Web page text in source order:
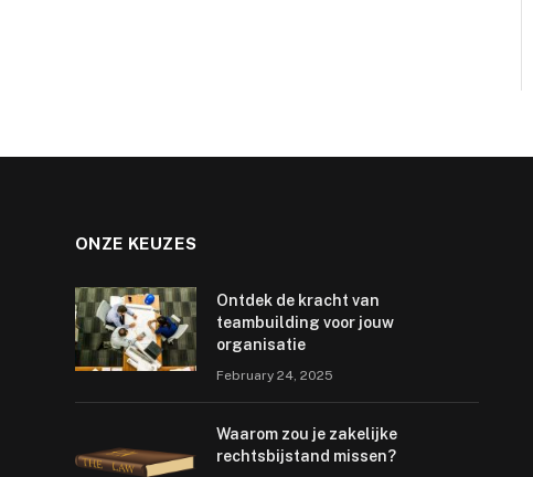
ONZE KEUZES
Ontdek de kracht van
teambuilding voor jouw
organisatie
February 24, 2025
Waarom zou je zakelijke
rechtsbijstand missen?